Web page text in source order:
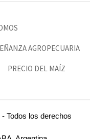
AGROPECUARIA
PRECIO DEL MAÍZ
Todos los derechos